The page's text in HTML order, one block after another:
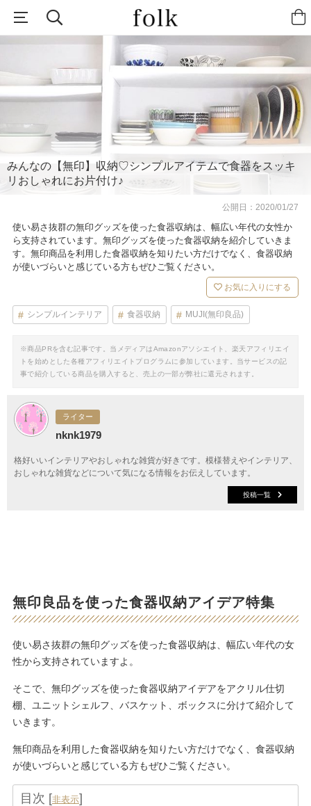
みんなの【無印】収納♡シンプルアイテムで食器をスッキ
リおしゃれにお片付け♪
公開日：2020/01/27
使い易さ抜群の無印グッズを使った食器収納は、幅広い年代の女性か
ら支持されています。無印グッズを使った食器収納を紹介していきま
す。無印商品を利用した食器収納を知りたい方だけでなく、食器収納
が使いづらいと感じている方もぜひご覧ください。
お気に入りにする
シンプルインテリア 食器収納 MUJI(無印良品)
※商品PRを含む記事です。当メディアはAmazonアソシエイト、楽天アフィリエイ
トを始めとした各種アフィリエイトプログラムに参加しています。当サービスの記
事で紹介している商品を購入すると、売上の一部が弊社に還元されます。
ライター
nknk1979
格好いいインテリアやおしゃれな雑貨が好きです。模様替えやインテリア、
おしゃれな雑貨などについて気になる情報をお伝えしています。
投稿一覧
無印良品を使った食器収納アイデア特集
使い易さ抜群の無印グッズを使った食器収納は、幅広い年代の女
性から支持されていますよ。
そこで、無印グッズを使った食器収納アイデアをアクリル仕切
棚、ユニットシェルフ、バスケット、ボックスに分けて紹介して
いきます。
無印商品を利用した食器収納を知りたい方だけでなく、食器収納
が使いづらいと感じている方もぜひご覧ください。
目次 [非表示]